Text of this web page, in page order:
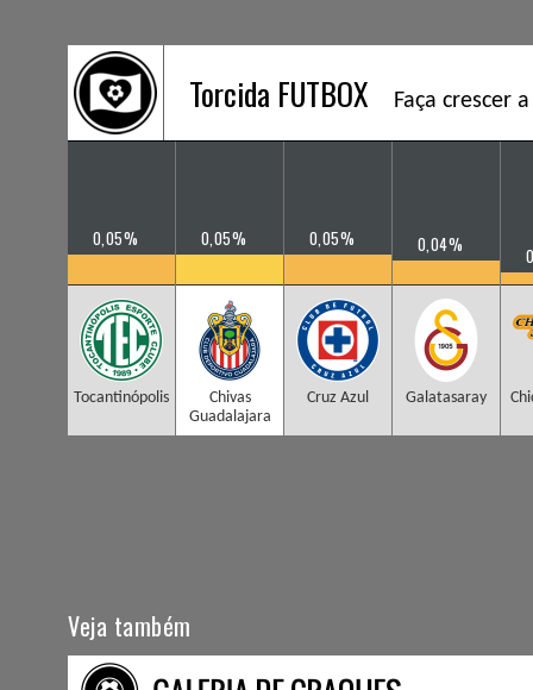
Torcida FUTBOX Faça crescer
0,05%
Tocantinópolis
0,05%
Chivas
Guadalajara
0,05%
Cruz Azul
0,04%
Galatasaray
Veja também